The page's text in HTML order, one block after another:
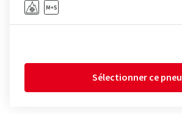
Sélectionner ce pneu